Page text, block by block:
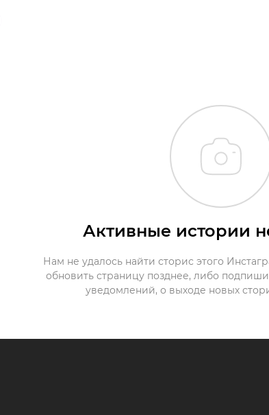
Активные истории
Нам не удалось найти сторис этого
обновить страницу позднее, либо
уведомлений, о выходе новых